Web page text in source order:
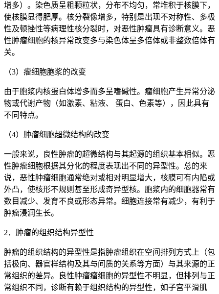
增多）。染色质呈粗颗粒状，分布不均匀，常堆积于核膜下，
使核膜显得肥厚。核分裂像增多，特别是出现不对称性、多极
性及顿挫性等病理性核分裂时，对恶性肿瘤具有诊断意义。恶
性肿瘤细胞的核异常改变多与染色体呈多倍体或非整数倍体有
关。
（3）瘤细胞胞浆的改变
由于胞浆内核蛋白体增多而多呈嗜碱性。瘤细胞产生异常分泌
物或代谢产物（如激素、粘液、 蛋白、色素等），因此具有
不同特点。
（4）肿瘤细胞超微结构的改变
一般来说，良性肿瘤的超微结构与其起源的组织基本相似。恶
性肿瘤细胞根据其分化的程度表现出不同的异型性。总的来
说，恶性肿瘤细胞通常绝对或相对明显增大，核膜可有内陷或
外凸，使核形不规则甚至形成奇异型核。胞浆内的细胞器常有
数目减少、发育不良或形态异常。细胞连接常有减少，有利于
肿瘤浸润生长。
2．肿瘤的组织结构异型性
肿瘤的组织结构的异型性是指肿瘤组织在空间排列方式上（包
括极向、器官样结构及其与间质的关系等方面）与其来源的正
常组织的差异。良性肿瘤瘤细胞的异型性不明显，但排列与正
常组织不同，诊断有赖于组织结构的异型性，如子宫平滑肌